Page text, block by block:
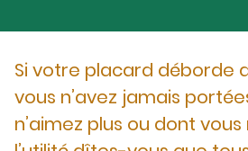
Si votre placard déborde
vous n’avez jamais
n’aimez plus ou dont vous